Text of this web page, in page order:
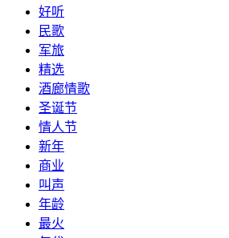
好听
民歌
军旅
精选
酒廊情歌
圣诞节
情人节
新年
商业
叫声
年龄
最火